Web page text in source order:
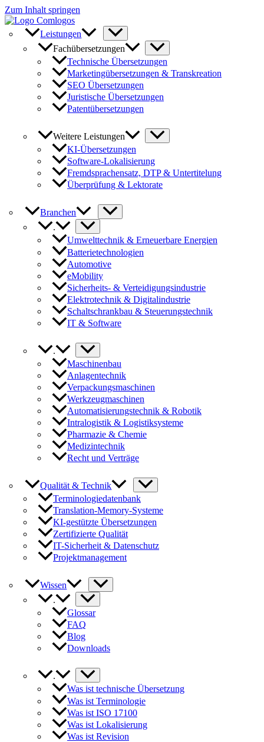
Zum Inhalt springen
Leistungen
Fachübersetzungen
Technische Übersetzungen
Marketingübersetzungen & Transkreation
SEO Übersetzungen
Juristische Übersetzungen
Patentübersetzungen
Weitere Leistungen
KI-Übersetzungen
Software-Lokalisierung
Fremdsprachensatz, DTP & Untertitelung
Überprüfung & Lektorate
Branchen
.
Umwelttechnik & Erneuerbare Energien
Batterietechnologien
Automotive
eMobility
Sicherheits- & Verteidigungsindustrie
Elektrotechnik & Digitalindustrie
Schaltschrankbau & Steuerungstechnik
IT & Software
.
Maschinenbau
Anlagentechnik
Verpackungsmaschinen
Werkzeugmaschinen
Automatisierungstechnik & Robotik
Intralogistik & Logistiksysteme
Pharmazie & Chemie
Medizintechnik
Recht und Verträge
Qualität & Technik
Terminologiedatenbank
Translation-Memory-Systeme
KI-gestützte Übersetzungen
Zertifizierte Qualität
IT-Sicherheit & Datenschutz
Projektmanagement
Wissen
.
Glossar
FAQ
Blog
Downloads
.
Was ist technische Übersetzung
Was ist Terminologie
Was ist ISO 17100
Was ist Lokalisierung
Was ist Revision